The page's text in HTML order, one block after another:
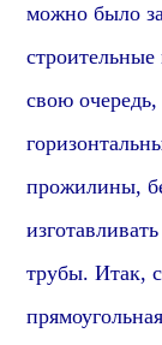
можно было
свою
прожилины,
трубы. Итак,